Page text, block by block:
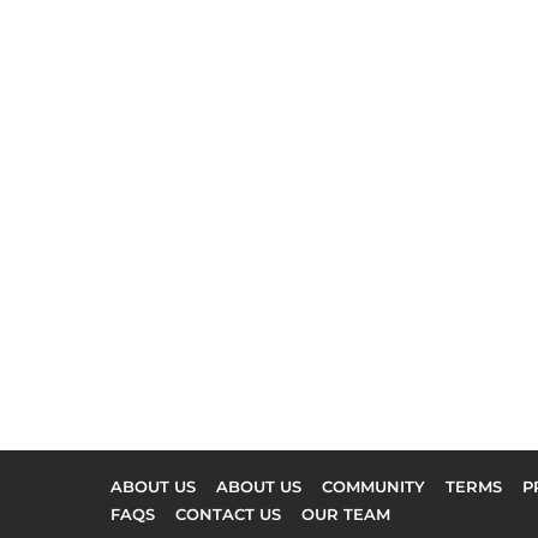
ABOUT US ABOUT US COMMUNITY TERMS
FAQS
CONTACT US OUR TEAM